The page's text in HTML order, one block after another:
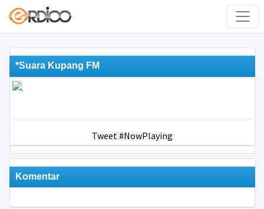
*Suara Kupang FM
Tweet #NowPlaying
Komentar